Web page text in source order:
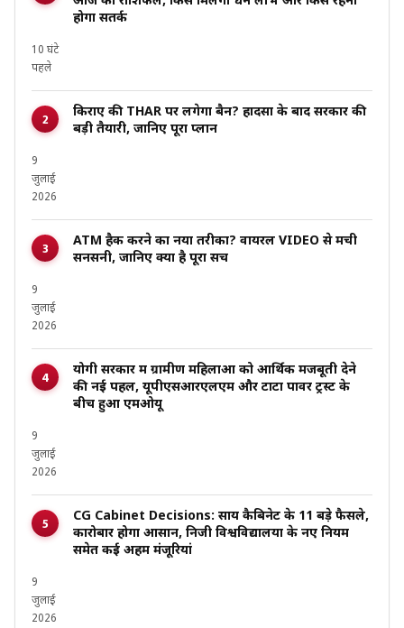
होगा सतर्क
10 घंटे
पहले
किराए की THAR पर लगेगा बैन? हादसों के बाद सरकार की
बड़ी तैयारी, जानिए पूरा प्लान
9
जुलाई
2026
ATM हैक करने का नया तरीका? वायरल VIDEO से मची
सनसनी, जानिए क्या है पूरा सच
9
जुलाई
2026
योगी सरकार में ग्रामीण महिलाओं को आर्थिक मजबूती देने
की नई पहल, यूपीएसआरएलएम और टाटा पावर ट्रस्ट के
बीच हुआ एमओयू
9
जुलाई
2026
CG Cabinet Decisions: साय कैबिनेट के 11 बड़े फैसले,
कारोबार होगा आसान, निजी विश्वविद्यालयों के नए नियम
समेत कई अहम मंजूरियां
9
जुलाई
2026